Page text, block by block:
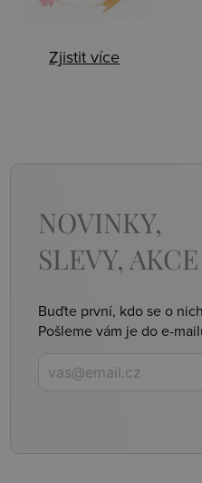
Zjistit více
NOVINKY,
SLEVY, AKCE
Buďte první, kdo se o
Pošleme vám je do e-